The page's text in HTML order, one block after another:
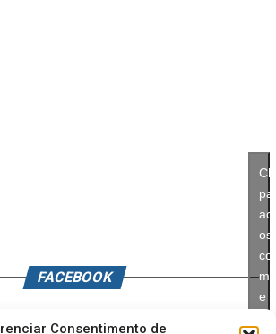
Consentimento de
FACEBOOK
os
e